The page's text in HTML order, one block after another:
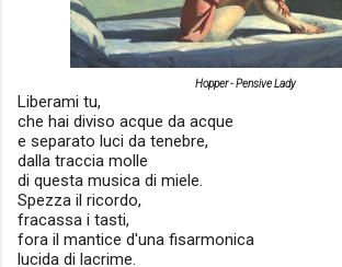
Hopper - Pensive Lady
Liberami tu,
che hai diviso acque da acque
e separato luci da tenebre,
dalla traccia molle
di questa musica di miele.
Spezza il ricordo,
fracassa i tasti,
fora il mantice d'una fisarmonica
lucida di lacrime.